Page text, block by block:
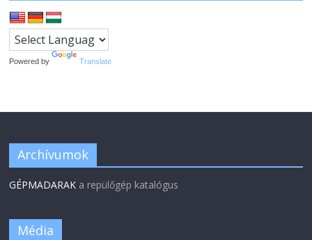
Powered by Translate
Archívumok
GÉPMADARAK a repülőgép katalógus
Média